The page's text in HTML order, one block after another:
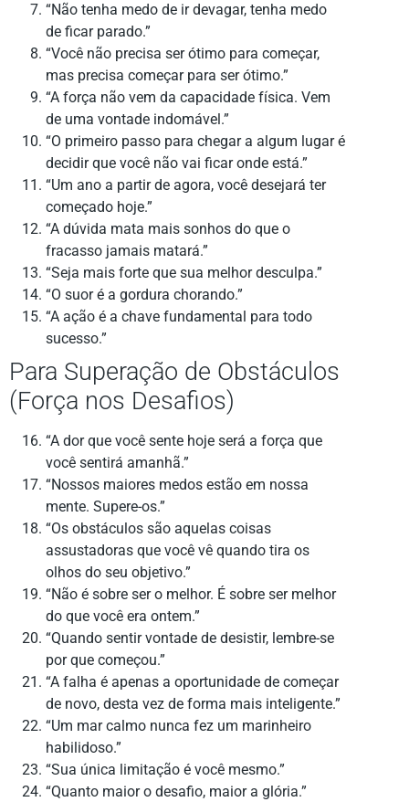
“Não tenha medo de ir devagar, tenha medo
de ficar parado.”
“Você não precisa ser ótimo para começar,
mas precisa começar para ser ótimo.”
“A força não vem da capacidade física. Vem
de uma vontade indomável.”
“O primeiro passo para chegar a algum lugar é
decidir que você não vai ficar onde está.”
“Um ano a partir de agora, você desejará ter
começado hoje.”
“A dúvida mata mais sonhos do que o
fracasso jamais matará.”
“Seja mais forte que sua melhor desculpa.”
“O suor é a gordura chorando.”
“A ação é a chave fundamental para todo
sucesso.”
Para Superação de Obstáculos
(Força nos Desafios)
“A dor que você sente hoje será a força que
você sentirá amanhã.”
“Nossos maiores medos estão em nossa
mente. Supere-os.”
“Os obstáculos são aquelas coisas
assustadoras que você vê quando tira os
olhos do seu objetivo.”
“Não é sobre ser o melhor. É sobre ser melhor
do que você era ontem.”
“Quando sentir vontade de desistir, lembre-se
por que começou.”
“A falha é apenas a oportunidade de começar
de novo, desta vez de forma mais inteligente.”
“Um mar calmo nunca fez um marinheiro
habilidoso.”
“Sua única limitação é você mesmo.”
“Quanto maior o desafio, maior a glória.”